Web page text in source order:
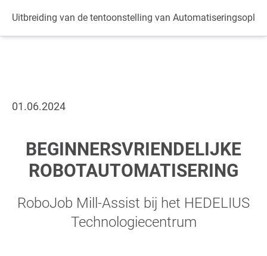
Uitbreiding van de tentoonstelling van
01.06.2024
BEGINNERSVRIENDELIJKE
ROBOTAUTOMATISERING
RoboJob Mill-Assist bij het HEDELIUS
Technologiecentrum